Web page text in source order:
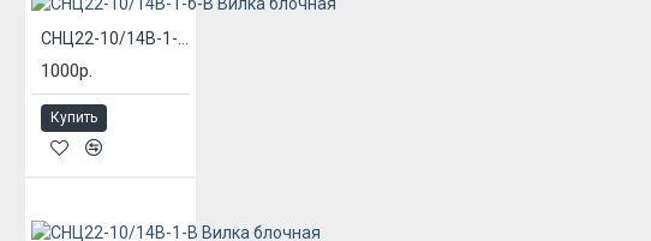
1000р.
Купить